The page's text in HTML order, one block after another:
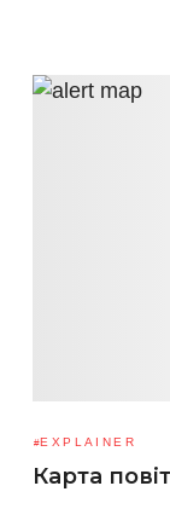
EXPLAINER
Карта